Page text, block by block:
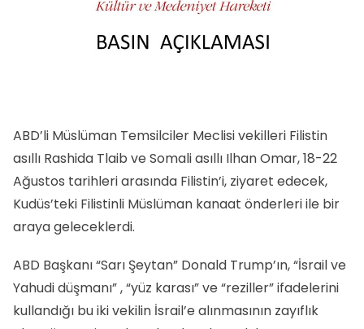
ABD’li Müslüman Temsilciler Meclisi vekilleri Filistin
asıllı Rashida Tlaib ve Somali asıllı Ilhan Omar, 18-22
Ağustos tarihleri arasında Filistin’i, ziyaret edecek,
Kudüs’teki Filistinli Müslüman kanaat önderleri ile bir
araya geleceklerdi.
ABD Başkanı “Sarı Şeytan” Donald Trump’ın, “İsrail ve
Yahudi düşmanı” , “yüz karası” ve “reziller” ifadelerini
kullandığı bu iki vekilin İsrail’e alınmasının zayıflık